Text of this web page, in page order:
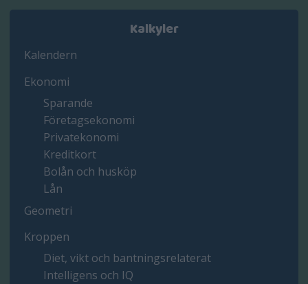
Kalkyler
Kalendern
Ekonomi
Sparande
Företagsekonomi
Privatekonomi
Kreditkort
Bolån och husköp
Lån
Geometri
Kroppen
Diet, vikt och bantningsrelaterat
Intelligens och IQ